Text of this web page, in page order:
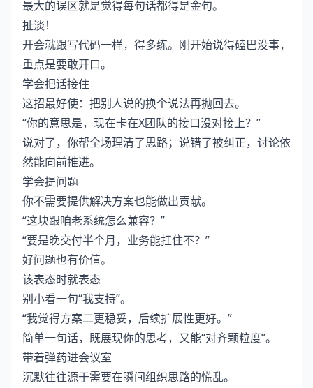
最大的误区就是觉得每句话都得是金句。
扯淡！
开会就跟写代码一样，得多练。刚开始说得磕巴没事，
重点是要敢开口。
学会把话接住
这招最好使：把别人说的换个说法再抛回去。
“你的意思是，现在卡在X团队的接口没对接上？”
说对了，你帮全场理清了思路；说错了被纠正，讨论依
然能向前推进。
学会提问题
你不需要提供解决方案也能做出贡献。
“这块跟咱老系统怎么兼容？”
“要是晚交付半个月，业务能扛住不？”
好问题也有价值。
该表态时就表态
别小看一句“我支持”。
“我觉得方案二更稳妥，后续扩展性更好。”
简单一句话，既展现你的思考，又能“对齐颗粒度”。
带着弹药进会议室
沉默往往源于需要在瞬间组织思路的慌乱。